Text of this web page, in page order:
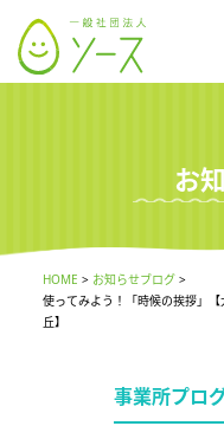
お
HOME
お知らせブログ
使ってみよう！「時候の挨拶」
丘】
事業所プロ